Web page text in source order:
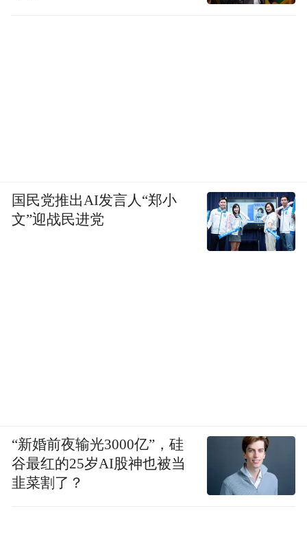
国民党推出AI发言人“郑小
文”迎战民进党
“新婚前夜输光3000亿”，硅
谷最红的25岁AI股神也被当
韭菜割了？